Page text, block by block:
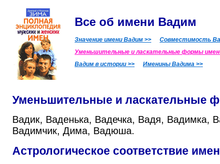
Все об имени Вадим
Значение имени Вадим >>
Совместимость
Уменьшительные и ласкательные формы
Вадим в истории >>
Именины Вадима >>
Уменьшительные и ласкательные
Вадик, Ваденька, Вадечка, Вадя, Вадимка,
Вадимчик, Дима, Вадюша.
Астрологическое соответствие